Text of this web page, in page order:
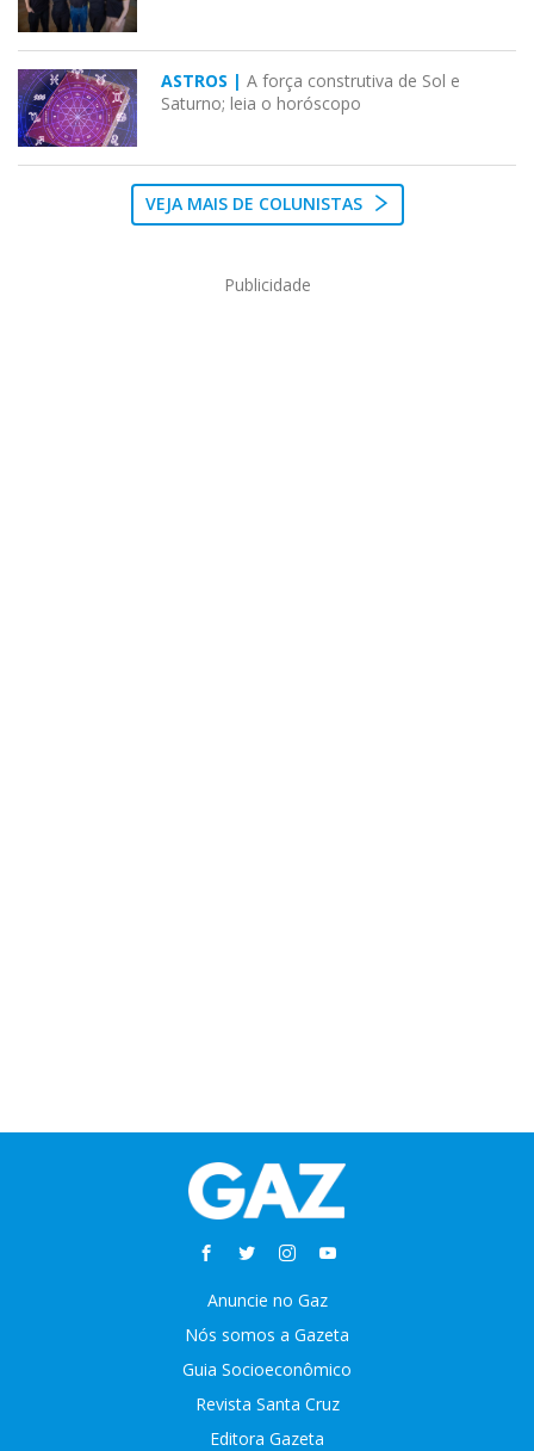
ASTROS | A força construtiva de Sol e
Saturno; leia o horóscopo
VEJA MAIS DE COLUNISTAS
Publicidade
Anuncie no Gaz
Nós somos a Gazeta
Guia Socioeconômico
Revista Santa Cruz
Editora Gazeta